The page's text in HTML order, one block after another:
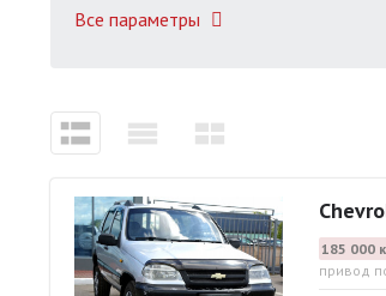
Все параметры
185 000
привод